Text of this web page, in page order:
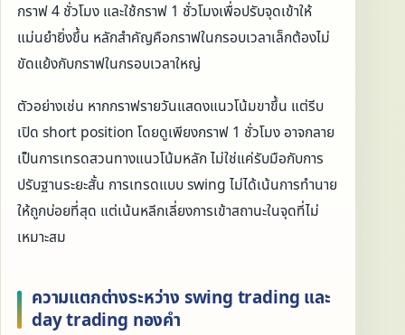
กราฟ 4 ชั่วโมง และใช้กราฟ 1 ชั่วโมงเพื่อปรับจุดเข้าให้
แม่นยำยิ่งขึ้น หลักสำคัญคือกราฟในกรอบเวลาเล็กต้องไม่
ขัดแย้งกับกราฟในกรอบเวลาใหญ่
ตัวอย่างเช่น หากกราฟรายวันแสดงแนวโน้มขาขึ้น แต่รีบ
เปิด short position โดยดูเพียงกราฟ 1 ชั่วโมง อาจกลาย
เป็นการเทรดสวนทางแนวโน้มหลัก ไม่ใช่แค่รับมือกับการ
ปรับฐานระยะสั้น การเทรดแบบ swing ไม่ได้เน้นการทำนาย
ให้ถูกบ่อยที่สุด แต่เน้นหลีกเลี่ยงการเข้าสถานะในจุดที่ไม่
เหมาะสม
ความแตกต่างระหว่าง swing trading และ
day trading ทองคำ